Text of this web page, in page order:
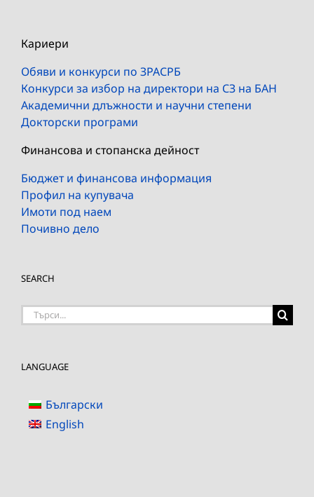
Кариери
Обяви и конкурси по ЗРАСРБ
Конкурси за избор на директори на СЗ на БАН
Академични длъжности и научни степени
Докторски програми
Финансова и стопанска дейност
Бюджет и финансова информация
Профил на купувача
Имоти под наем
Почивно дело
SEARCH
Търсене
LANGUAGE
Български
English